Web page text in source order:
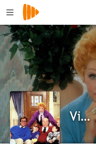
Vida con Lucy